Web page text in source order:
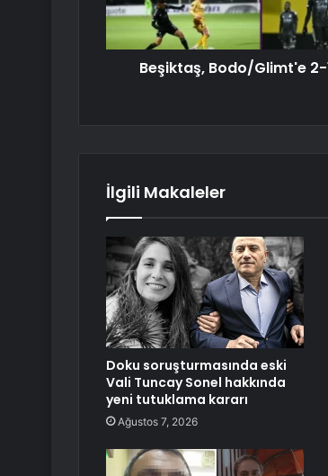
Beşiktaş, Bodo/Glimt'e
İlgili Makaleler
Doku soruşturmasında eski
Vali Tuncay Sonel hakkında
yeni tutuklama kararı
Ağustos 7, 2026